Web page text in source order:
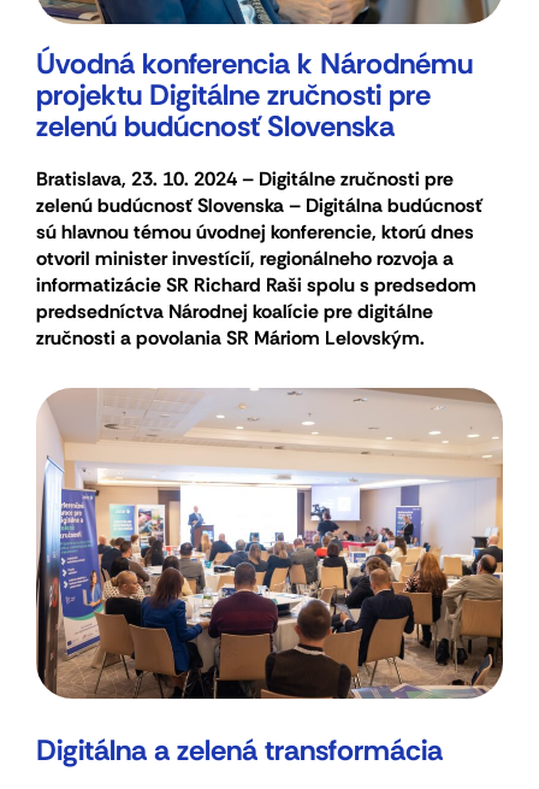
Úvodná konferencia k Národnému
projektu Digitálne zručnosti pre
zelenú budúcnosť Slovenska
Bratislava, 23. 10. 2024 – Digitálne zručnosti pre
zelenú budúcnosť Slovenska – Digitálna budúcnosť
sú hlavnou témou úvodnej konferencie, ktorú dnes
otvoril minister investícií, regionálneho rozvoja a
informatizácie SR Richard Raši spolu s predsedom
predsedníctva Národnej koalície pre digitálne
zručnosti a povolania SR Máriom Lelovským.
Digitálna a zelená transformácia